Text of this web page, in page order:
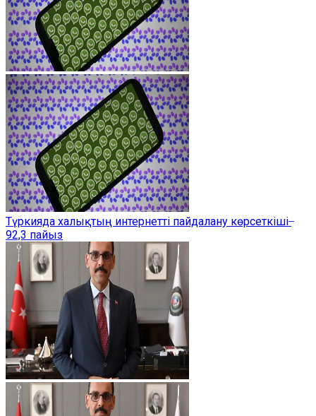
Түркияда халықтың интернетті пайдалану көрсеткіші ̶
92,3 пайыз